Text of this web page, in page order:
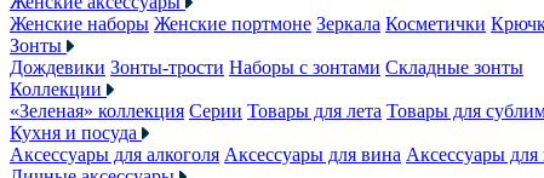
Женские наборы Женские портмоне Зеркала Косметички
Зонты
Дождевики Зонты-трости Наборы с зонтами Складные зонты
Коллекции
«Зеленая» коллекция Серии Товары для лета Товары для
Кухня и посуда
Аксессуары для алкоголя Аксессуары для вина Аксессуары для